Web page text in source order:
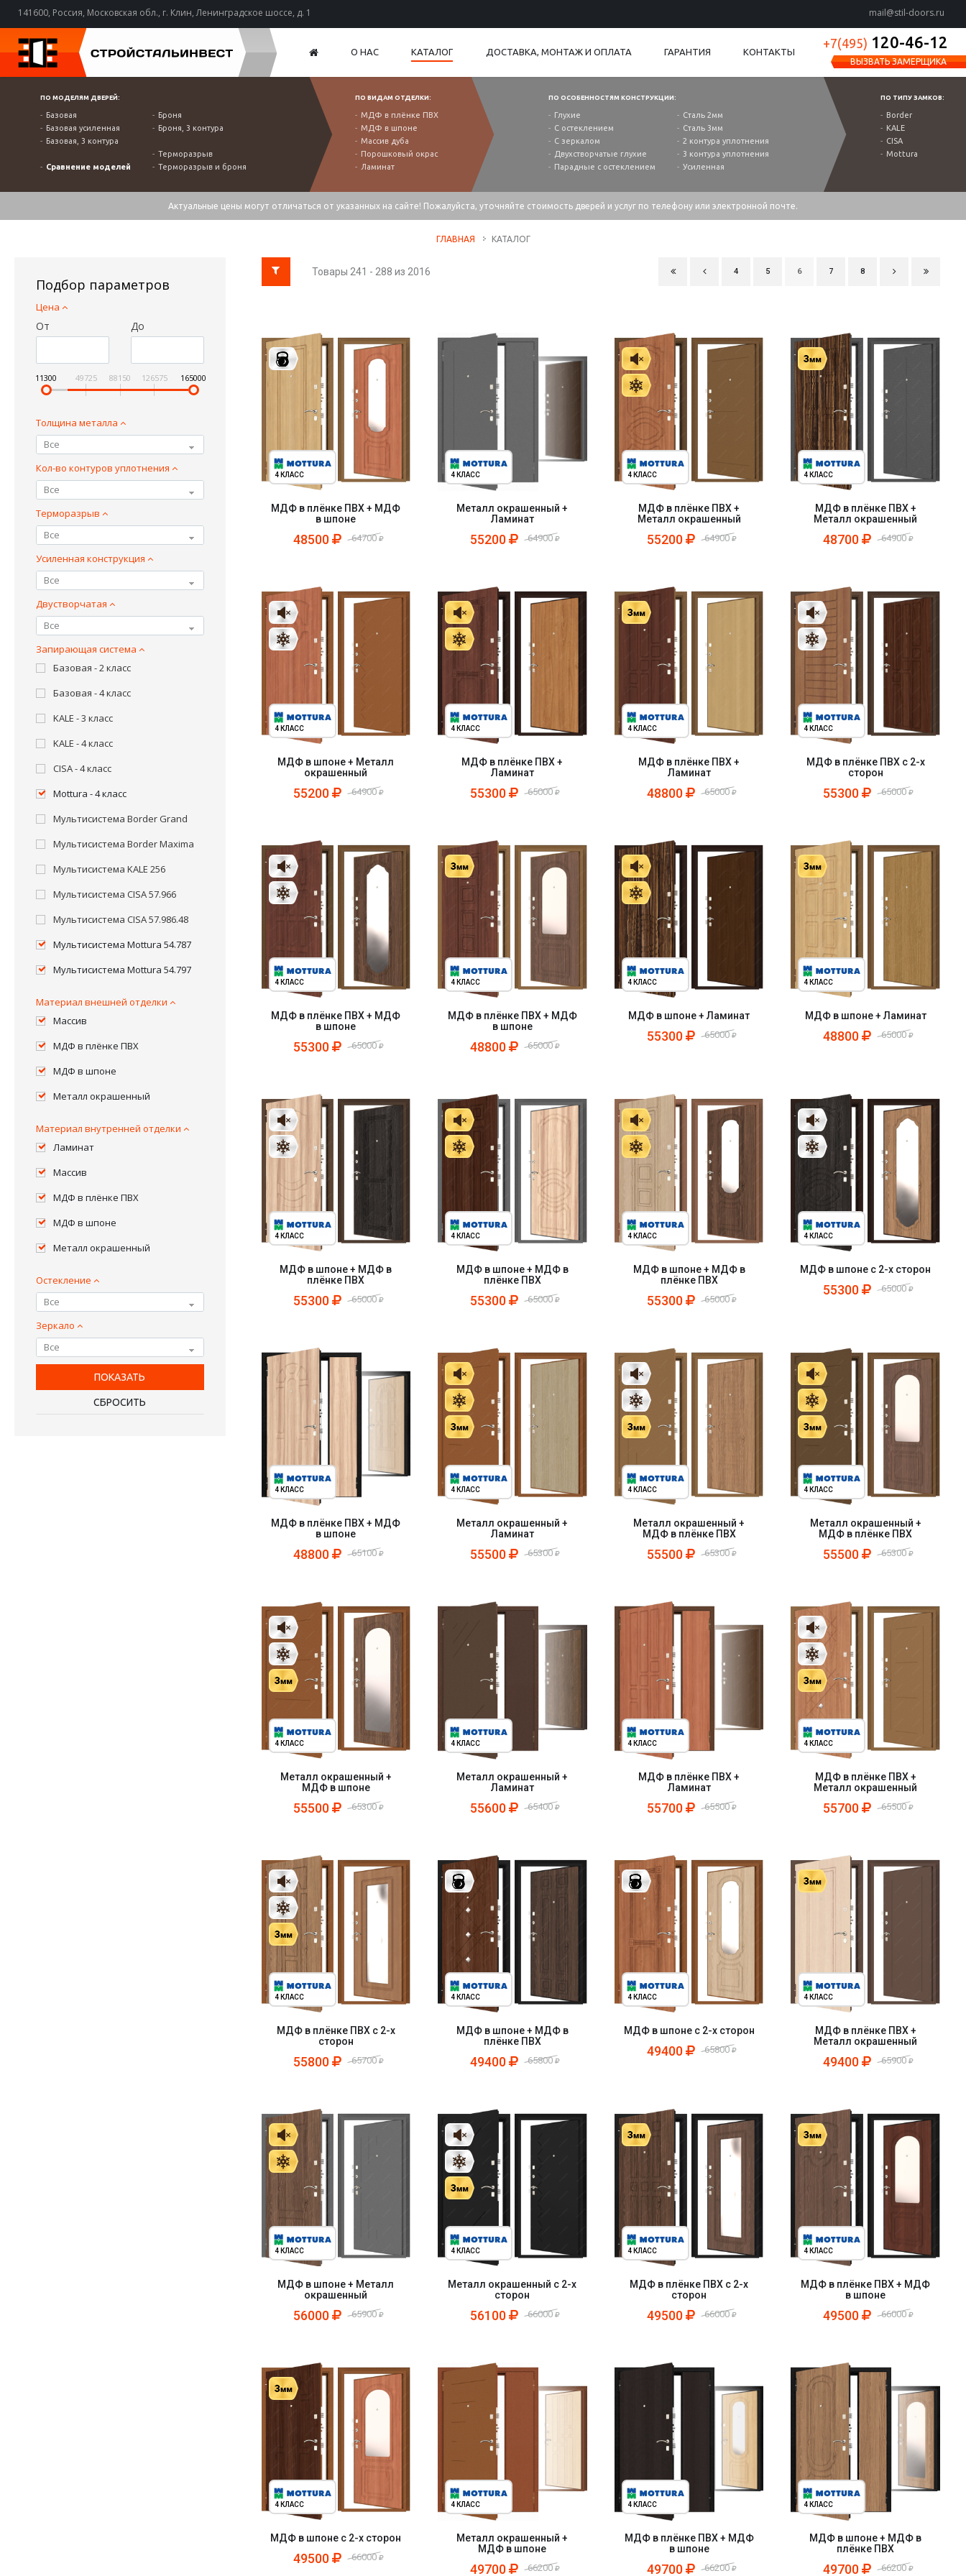
141600, Россия, Московская обл., г. Клин, Ленинградское шоссе, д. 1 mail@stil-doors.ru
О НАС КАТАЛОГ ДОСТАВКА, МОНТАЖ И ОПЛАТА ГАРАНТИЯ КОНТАКТЫ
+7(495) 120-46-12
ВЫЗВАТЬ ЗАМЕРЩИКА
ПО МОДЕЛЯМ ДВЕРЕЙ:
Базовая
Базовая усиленная
Базовая, 3 контура
Сравнение моделей
Броня
Броня, 3 контура
Терморазрыв
Терморазрыв и броня
ПО ВИДАМ ОТДЕЛКИ:
МДФ в плёнке ПВХ
МДФ в шпоне
Массив дуба
Порошковый окрас
Ламинат
ПО ОСОБЕННОСТЯМ КОНСТРУКЦИИ:
Глухие
С остеклением
С зеркалом
Двухстворчатые глухие
Парадные с остеклением
Сталь 2мм
Сталь 3мм
2 контура уплотнения
3 контура уплотнения
Усиленная
ПО ТИПУ ЗАМКОВ:
Border
KALE
CISA
Mottura
Актуальные цены могут отличаться от указанных на сайте! Пожалуйста, уточняйте стоимость дверей и услуг по телефону или электронной почте.
ГЛАВНАЯ КАТАЛОГ
Подбор параметров
Цена
От До
11300 49725 88150 126575 165000
Толщина металла
Все
Кол-во контуров уплотнения
Все
Терморазрыв
Все
Усиленная конструкция
Все
Двустворчатая
Все
Запирающая система
Базовая - 2 класс
Базовая - 4 класс
KALE - 3 класс
KALE - 4 класс
CISA - 4 класс
Mottura - 4 класс
Мультисистема Border Grand
Мультисистема Border Maxima
Мультисистема KALE 256
Мультисистема CISA 57.966
Мультисистема CISA 57.986.48
Мультисистема Mottura 54.787
Мультисистема Mottura 54.797
Материал внешней отделки
Массив
МДФ в плёнке ПВХ
МДФ в шпоне
Металл окрашенный
Материал внутренней отделки
Ламинат
Массив
МДФ в плёнке ПВХ
МДФ в шпоне
Металл окрашенный
Остекление
Все
Зеркало
Все
Товары 241 - 288 из 2016 4 5 6 7 8
4 КЛАСС
МДФ в плёнке ПВХ + МДФ
в шпоне
48500 64700
4 КЛАСС
Металл окрашенный +
Ламинат
55200 64900
4 КЛАСС
МДФ в плёнке ПВХ +
Металл окрашенный
55200 64900
4 КЛАСС
МДФ в плёнке ПВХ +
Металл окрашенный
48700 64900
4 КЛАСС
МДФ в шпоне + Металл
окрашенный
55200 64900
4 КЛАСС
МДФ в плёнке ПВХ +
Ламинат
55300 65000
4 КЛАСС
МДФ в плёнке ПВХ +
Ламинат
48800 65000
4 КЛАСС
МДФ в плёнке ПВХ с 2-х
сторон
55300 65000
4 КЛАСС
МДФ в плёнке ПВХ + МДФ
в шпоне
55300 65000
4 КЛАСС
МДФ в плёнке ПВХ + МДФ
в шпоне
48800 65000
4 КЛАСС
МДФ в шпоне + Ламинат
55300 65000
4 КЛАСС
МДФ в шпоне + Ламинат
48800 65000
4 КЛАСС
МДФ в шпоне + МДФ в
плёнке ПВХ
55300 65000
4 КЛАСС
МДФ в шпоне + МДФ в
плёнке ПВХ
55300 65000
4 КЛАСС
МДФ в шпоне + МДФ в
плёнке ПВХ
55300 65000
4 КЛАСС
МДФ в шпоне с 2-х сторон
55300 65000
4 КЛАСС
МДФ в плёнке ПВХ + МДФ
в шпоне
48800 65100
4 КЛАСС
Металл окрашенный +
Ламинат
55500 65300
4 КЛАСС
Металл окрашенный +
МДФ в плёнке ПВХ
55500 65300
4 КЛАСС
Металл окрашенный +
МДФ в плёнке ПВХ
55500 65300
4 КЛАСС
Металл окрашенный +
МДФ в шпоне
55500 65300
4 КЛАСС
Металл окрашенный +
Ламинат
55600 65400
4 КЛАСС
МДФ в плёнке ПВХ +
Ламинат
55700 65500
4 КЛАСС
МДФ в плёнке ПВХ +
Металл окрашенный
55700 65500
4 КЛАСС
МДФ в плёнке ПВХ с 2-х
сторон
55800 65700
4 КЛАСС
МДФ в шпоне + МДФ в
плёнке ПВХ
49400 65800
4 КЛАСС
МДФ в шпоне с 2-х сторон
49400 65800
4 КЛАСС
МДФ в плёнке ПВХ +
Металл окрашенный
49400 65900
4 КЛАСС
МДФ в шпоне + Металл
окрашенный
56000 65900
4 КЛАСС
Металл окрашенный с 2-х
сторон
56100 66000
4 КЛАСС
МДФ в плёнке ПВХ с 2-х
сторон
49500 66000
4 КЛАСС
МДФ в плёнке ПВХ + МДФ
в шпоне
49500 66000
4 КЛАСС
МДФ в шпоне с 2-х сторон
49500 66000
4 КЛАСС
Металл окрашенный +
МДФ в шпоне
49700 66200
4 КЛАСС
МДФ в плёнке ПВХ + МДФ
в шпоне
49700 66200
4 КЛАСС
МДФ в шпоне + МДФ в
плёнке ПВХ
49700 66200